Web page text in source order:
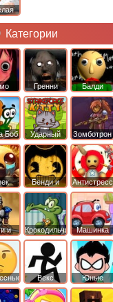
Категории
Гренни Балди
Боб
Ударный
отряд котят
Зомботрон
Бенди и
Чернильная
машина
Антистресс
и
Крокодильчик
Свомпи
Машинка
Вилли
Векс
Юные
титаны
вперед